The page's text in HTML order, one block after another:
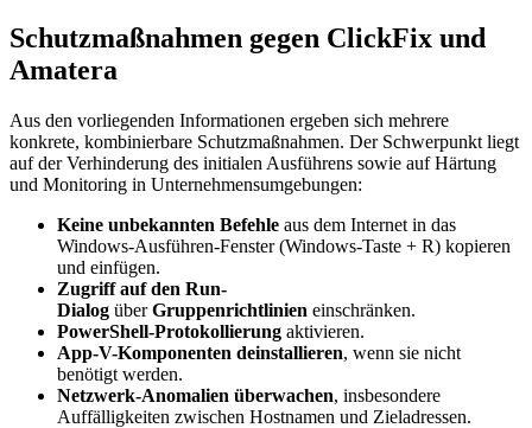
Schutzmaßnahmen gegen ClickFix und
Amatera
Aus den vorliegenden Informationen ergeben sich mehrere
konkrete, kombinierbare Schutzmaßnahmen. Der Schwerpunkt liegt
auf der Verhinderung des initialen Ausführens sowie auf Härtung
und Monitoring in Unternehmensumgebungen:
Keine unbekannten Befehle aus dem Internet in das
Windows-Ausführen-Fenster (Windows-Taste + R) kopieren
und einfügen.
Zugriff auf den Run-
Dialog überGruppenrichtlinien einschränken.
PowerShell-Protokollierung aktivieren.
App-V-Komponenten deinstallieren, wenn sie nicht
benötigt werden.
Netzwerk-Anomalien überwachen, insbesondere
Auffälligkeiten zwischen Hostnamen und Zieladressen.